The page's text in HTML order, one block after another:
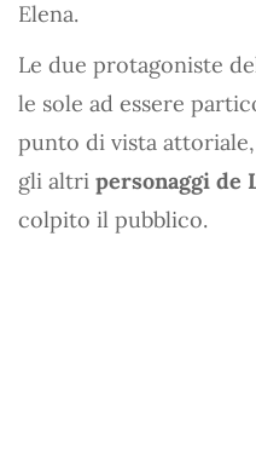
Elena.
Le due protagoniste
le sole ad essere
punto di vista
gli altri personaggi de
colpito il pubblico.